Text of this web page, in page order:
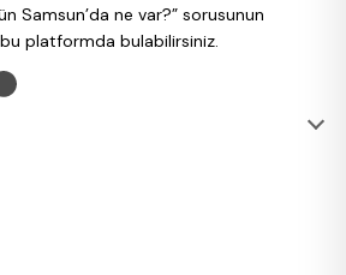
Samsun’da ne var?” sorusunun
bu platformda bulabilirsiniz.